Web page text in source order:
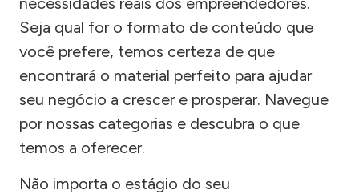
Seja qual for o formato de conteúdo que
você prefere, temos certeza de que
encontrará o material perfeito para ajudar
seu negócio a crescer e prosperar. Navegue
por nossas categorias e descubra o que
temos a oferecer.
Não importa o estágio do seu